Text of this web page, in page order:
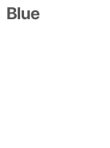
Blue